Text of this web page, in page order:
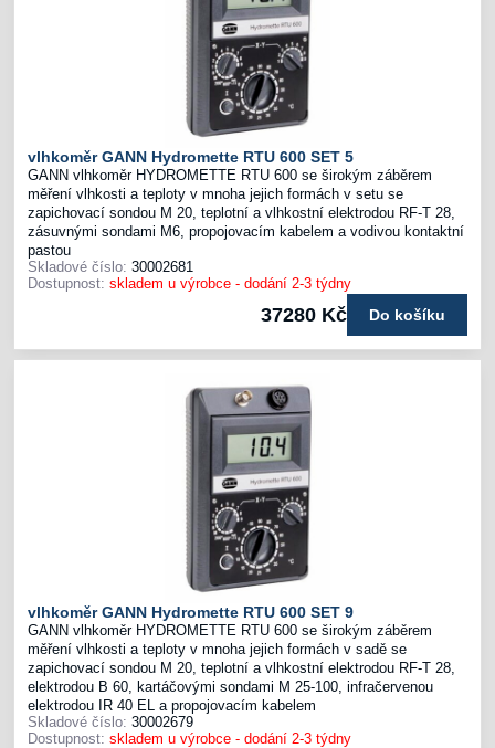
vlhkoměr GANN Hydromette RTU 600 SET 5
GANN vlhkoměr HYDROMETTE RTU 600 se širokým záběrem
měření vlhkosti a teploty v mnoha jejich formách v setu se
zapichovací sondou M 20, teplotní a vlhkostní elektrodou RF-T 28,
zásuvnými sondami M6, propojovacím kabelem a vodivou kontaktní
pastou
Skladové číslo: 30002681
Dostupnost: skladem u výrobce - dodání 2-3 týdny
37280 Kč Do košíku
vlhkoměr GANN Hydromette RTU 600 SET 9
GANN vlhkoměr HYDROMETTE RTU 600 se širokým záběrem
měření vlhkosti a teploty v mnoha jejich formách v sadě se
zapichovací sondou M 20, teplotní a vlhkostní elektrodou RF-T 28,
elektrodou B 60, kartáčovými sondami M 25-100, infračervenou
elektrodou IR 40 EL a propojovacím kabelem
Skladové číslo: 30002679
Dostupnost: skladem u výrobce - dodání 2-3 týdny